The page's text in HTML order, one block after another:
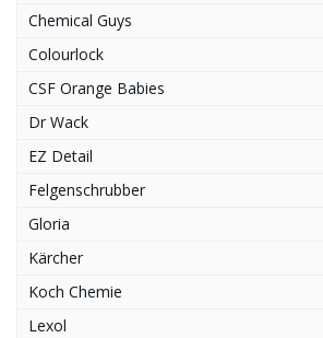
Chemical Guys
Colourlock
CSF Orange Babies
Dr Wack
EZ Detail
Felgenschrubber
Gloria
Kärcher
Koch Chemie
Lexol